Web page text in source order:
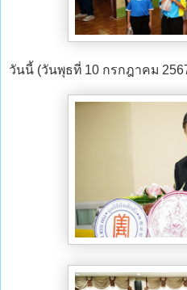
วันนี้ (วันพุธที่ 10 กรกฎาคม